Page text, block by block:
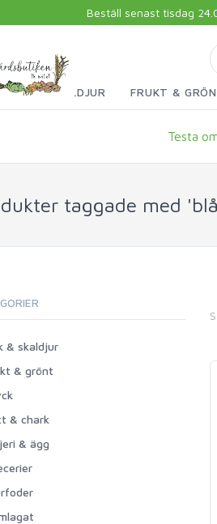
Beställ senast tisdag
FISK & SKALDJUR FRUKT &
Testa
taggade med
& skaldjur
& grönt
& chark
& ägg